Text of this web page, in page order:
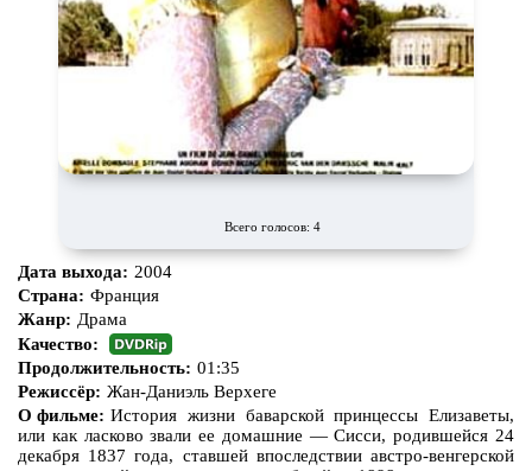
Всего голосов: 4
Дата выхода: 2004
Страна: Франция
Жанр: Драма
Качество:
Продолжительность: 01:35
Режиссёр: Жан-Даниэль Верхеге
О фильме: История жизни баварской принцессы Елизаветы,
или как ласково звали ее домашние — Сисси, родившейся 24
декабря 1837 года, ставшей впоследствии австро-венгерской